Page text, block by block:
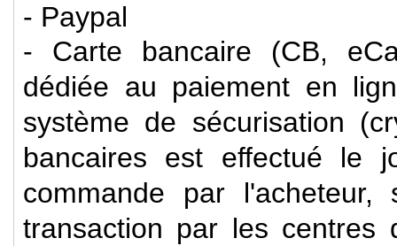
- Paypal
- Carte bancaire (CB,
dédiée au paiement en
système de sécurisation
bancaires est effectué le
commande par
transaction par les centres